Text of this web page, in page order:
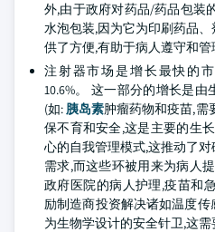
外,由于政府对药品/药品包装
水泡包装,因为它为印刷药品
供了方便,有助于病人遵守和管
注射器市场是增长最快的
10.6%。 这一部分的增长是
(如: 胰岛素肿瘤药物和疫苗,需
保不育和安全,这是主要的生
心的自我管理模式,这推动了
需求,而这些环被用来为病人
政府医院的病人护理,疫苗和
励制造商投资解决诸如温度传
为生物学设计的安全针卫,这需